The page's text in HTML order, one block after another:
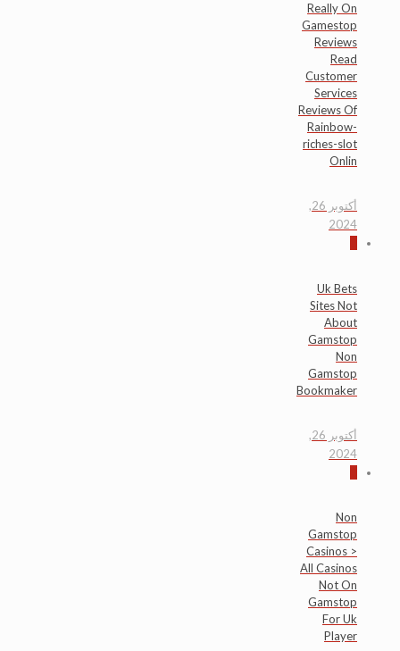
Really On
Gamestop
Reviews
Read
Customer
Services
Reviews Of
Rainbow-
riches-slot
Onlin
أكتوبر 26,
2024
Uk Bets
Sites Not
About
Gamstop
Non
Gamstop
Bookmaker
أكتوبر 26,
2024
Non
Gamstop
Casinos >
All Casinos
Not On
Gamstop
For Uk
Player